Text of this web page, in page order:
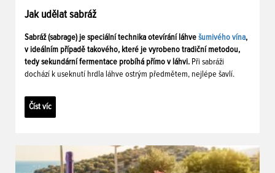
Jak udělat sabráž
Sabráž (sabrage) je speciální technika otevírání láhve šumivého vína,
v ideálním případě takového, které je vyrobeno tradiční metodou,
tedy sekundární fermentace probíhá přímo v láhvi. Při sabráži
dochází k useknutí hrdla láhve ostrým předmětem, nejlépe šavlí.
Číst víc